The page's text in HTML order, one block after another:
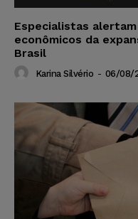
Especialistas
econômicos da
Brasil
Karina Silvério - 06/08/